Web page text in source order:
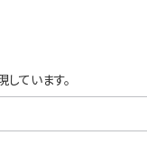
ています。